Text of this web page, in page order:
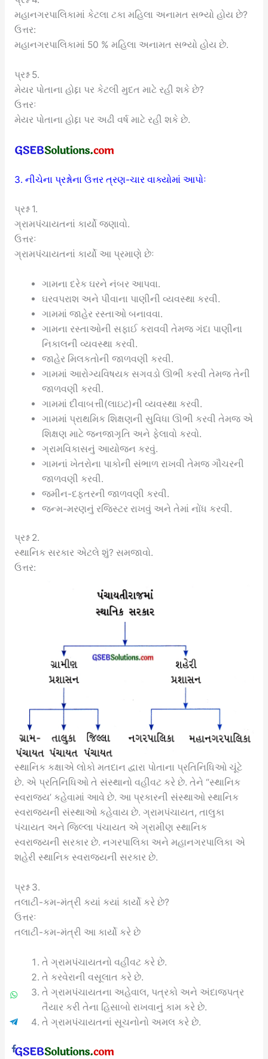
મહાનગરપાલિકામાં કેટલા ટકા મહિલા અનામત સભ્યો હોય છે?
ઉત્તર:
મહાનગરપાલિકામાં 50 % મહિલા અનામત સભ્યો હોય છે.
પ્રશ્ન 5.
મેયર પોતાના હોદ્દા પર કેટલી મુદત માટે રહી શકે છે?
ઉત્તરઃ
મેયર પોતાના હોદ્દા પર અઢી વર્ષ માટે રહી શકે છે.
3. નીચેના પ્રશ્નોના ઉત્તર ત્રણ-ચાર વાક્યોમાં આપોઃ
પ્રશ્ન 1.
ગ્રામપંચાયતનાં કાર્યો જણાવો.
ઉત્તરઃ
ગ્રામપંચાયતનાં કાર્યો આ પ્રમાણે છેઃ
ગામના દરેક ઘરને નંબર આપવા.
ઘરવપરાશ અને પીવાના પાણીની વ્યવસ્થા કરવી.
ગામમાં જાહેર રસ્તાઓ બનાવવા.
ગામના રસ્તાઓની સફાઈ કરાવવી તેમજ ગંદા પાણીના
નિકાલની વ્યવસ્થા કરવી.
જાહેર મિલકતોની જાળવણી કરવી.
ગામમાં આરોગ્યવિષયક સગવડો ઊભી કરવી તેમજ તેની
જાળવણી કરવી.
ગામમાં દીવાબત્તી(લાઇટ)ની વ્યવસ્થા કરવી.
ગામમાં પ્રાથમિક શિક્ષણની સુવિધા ઊભી કરવી તેમજ એ
શિક્ષણ માટે જનજાગૃતિ અને ફેલાવો કરવો.
ગ્રામવિકાસનું આયોજન કરવું.
ગામનાં ખેતરોના પાકોની સંભાળ રાખવી તેમજ ગૌચરની
જાળવણી કરવી.
જમીન-દફતરની જાળવણી કરવી.
જન્મ-મરણનું રજિસ્ટર રાખવું અને તેમાં નોંધ કરવી.
પ્રશ્ન 2.
સ્થાનિક સરકાર એટલે શું? સમજાવો.
ઉત્તર:
સ્થાનિક કક્ષાએ લોકો મતદાન દ્વારા પોતાના પ્રતિનિધિઓ ચૂંટે
છે. એ પ્રતિનિધિઓ તે સંસ્થાનો વહીવટ કરે છે. તેને “સ્થાનિક
સ્વરાજ્ય’ કહેવામાં આવે છે. આ પ્રકારની સંસ્થાઓ સ્થાનિક
સ્વરાજ્યની સંસ્થાઓ કહેવાય છે. ગ્રામપંચાયત, તાલુકા
પંચાયત અને જિલ્લા પંચાયત એ ગ્રામીણ સ્થાનિક
સ્વરાજ્યની સરકાર છે. નગરપાલિકા અને મહાનગરપાલિકા એ
શહેરી સ્થાનિક સ્વરાજ્યની સરકાર છે.
પ્રશ્ન 3.
તલાટી-કમ-મંત્રી કયાં કયાં કાર્યો કરે છે?
ઉત્તરઃ
તલાટી-કમ-મંત્રી આ કાર્યો કરે છે
તે ગ્રામપંચાયતનો વહીવટ કરે છે.
તે કરવેરાની વસૂલાત કરે છે.
તે ગ્રામપંચાયતના અહેવાલ, પત્રકો અને અંદાજપત્ર
તૈયાર કરી તેના હિસાબો રાખવાનું કામ કરે છે.
તે ગ્રામપંચાયતનાં સૂચનોનો અમલ કરે છે.